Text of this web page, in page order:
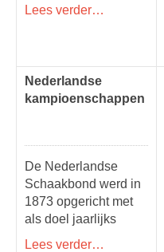
Lees verder…
Nederlandse
kampioenschappen
De Nederlandse
Schaakbond werd in
1873 opgericht met
als doel jaarlijks
Lees verder…